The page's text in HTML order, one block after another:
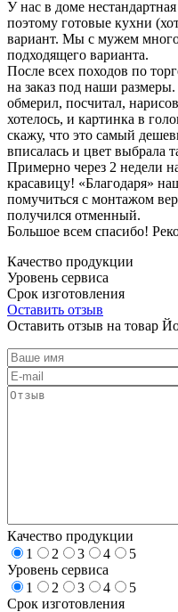
У нас в доме
поэтому готовые кухни
вариант. Мы с мужем
подходящего варианта.
После всех походов по
на заказ под наши
обмерил, посчитал,
хотелось, и картинка в
скажу, что это самый
вписалась и цвет выбрала
Примерно через 2 недели
красавицу! «Благодаря»
помучиться с монтажом
получился отменный.
Большое всем спасибо!
Качество продукции
Уровень сервиса
Срок изготовления
Оставить отзыв
Оставить отзыв на товар
Качество продукции
1
2 3 4
5
Уровень сервиса
1
2 3 4
5
Срок изготовления